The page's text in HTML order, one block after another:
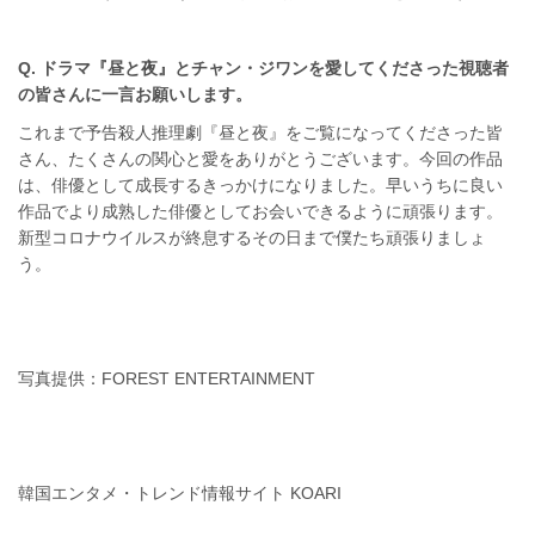
Q. ドラマ『昼と夜』とチャン・ジワンを愛してくださった視聴者
の皆さんに一言お願いします。
これまで予告殺人推理劇『昼と夜』をご覧になってくださった皆
さん、たくさんの関心と愛をありがとうございます。今回の作品
は、俳優として成長するきっかけになりました。早いうちに良い
作品でより成熟した俳優としてお会いできるように頑張ります。
新型コロナウイルスが終息するその日まで僕たち頑張りましょ
う。
写真提供：FOREST ENTERTAINMENT
韓国エンタメ・トレンド情報サイト KOARI